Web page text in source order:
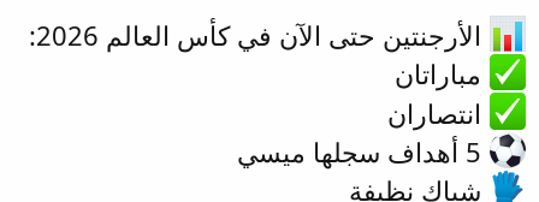
الأرجنتين حتى الآن في كأس العالم 2026:
مباراتان
انتصاران
شباك نظيفة